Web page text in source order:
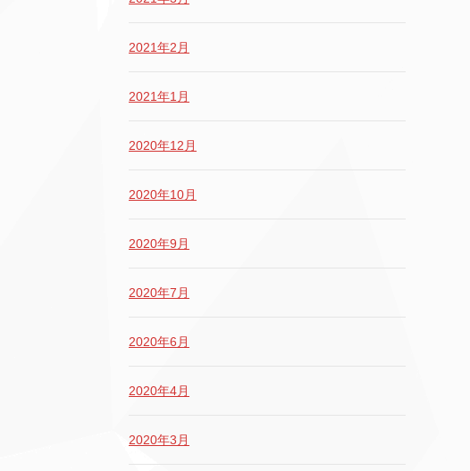
2021年2月
2021年1月
2020年12月
2020年10月
2020年9月
2020年7月
2020年6月
2020年4月
2020年3月